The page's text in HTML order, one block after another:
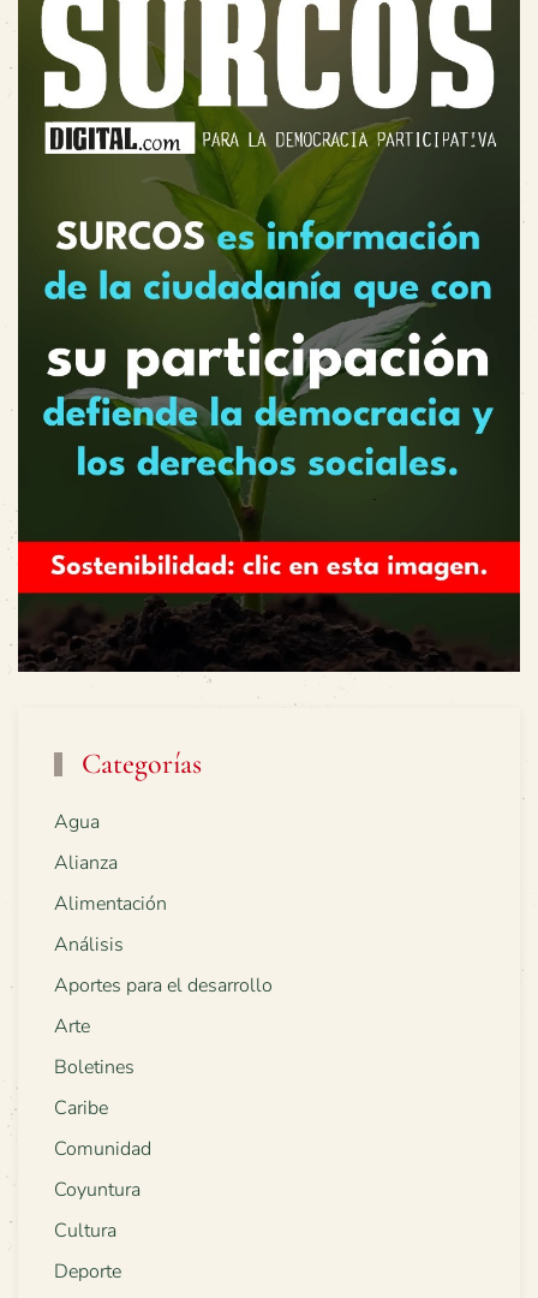
Categorías
Agua
Alianza
Alimentación
Análisis
Aportes para el desarrollo
Arte
Boletines
Caribe
Comunidad
Coyuntura
Cultura
Deporte